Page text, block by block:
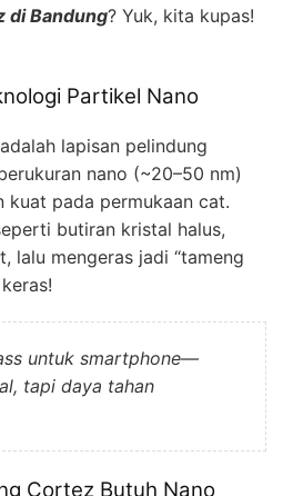
di Bandung? Yuk, kita kupas!
Partikel Nano
adalah lapisan pelindung
nano (~20–50 nm)
kuat pada permukaan cat.
butiran kristal halus,
lalu mengeras jadi “tameng
untuk smartphone—
tapi daya tahan
Cortez Butuh Nano